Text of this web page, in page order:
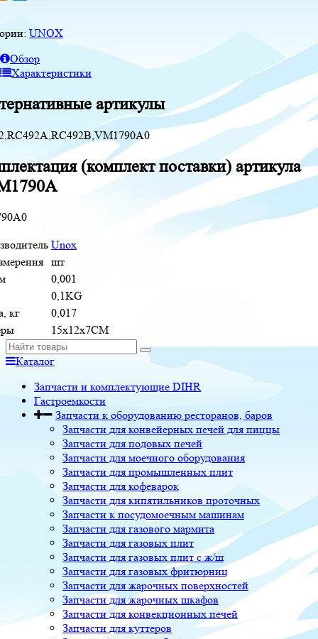
UNOX
Обзор
Характеристики
артикулы
(комплект поставки) артикула
Unox
шт
0,001
0,1KG
кг
0,017
15x12x7CM
Каталог
Запчасти и комплектующие DIHR
Гастроемкости
Запчасти к оборудованию ресторанов, баров
Запчасти для конвейерных печей для пиццы
Запчасти для подовых печей
Запчасти для моечного оборудования
Запчасти для промышленных плит
Запчасти для кофеварок
Запчасти для кипятильников проточных
Запчасти к посудомоечным машинам
Запчасти для газового мармита
Запчасти для газовых плит
Запчасти для газовых плит с ж/ш
Запчасти для газовых фритюрниц
Запчасти для жарочных поверхностей
Запчасти для жарочных шкафов
Запчасти для конвекционных печей
Запчасти для куттеров